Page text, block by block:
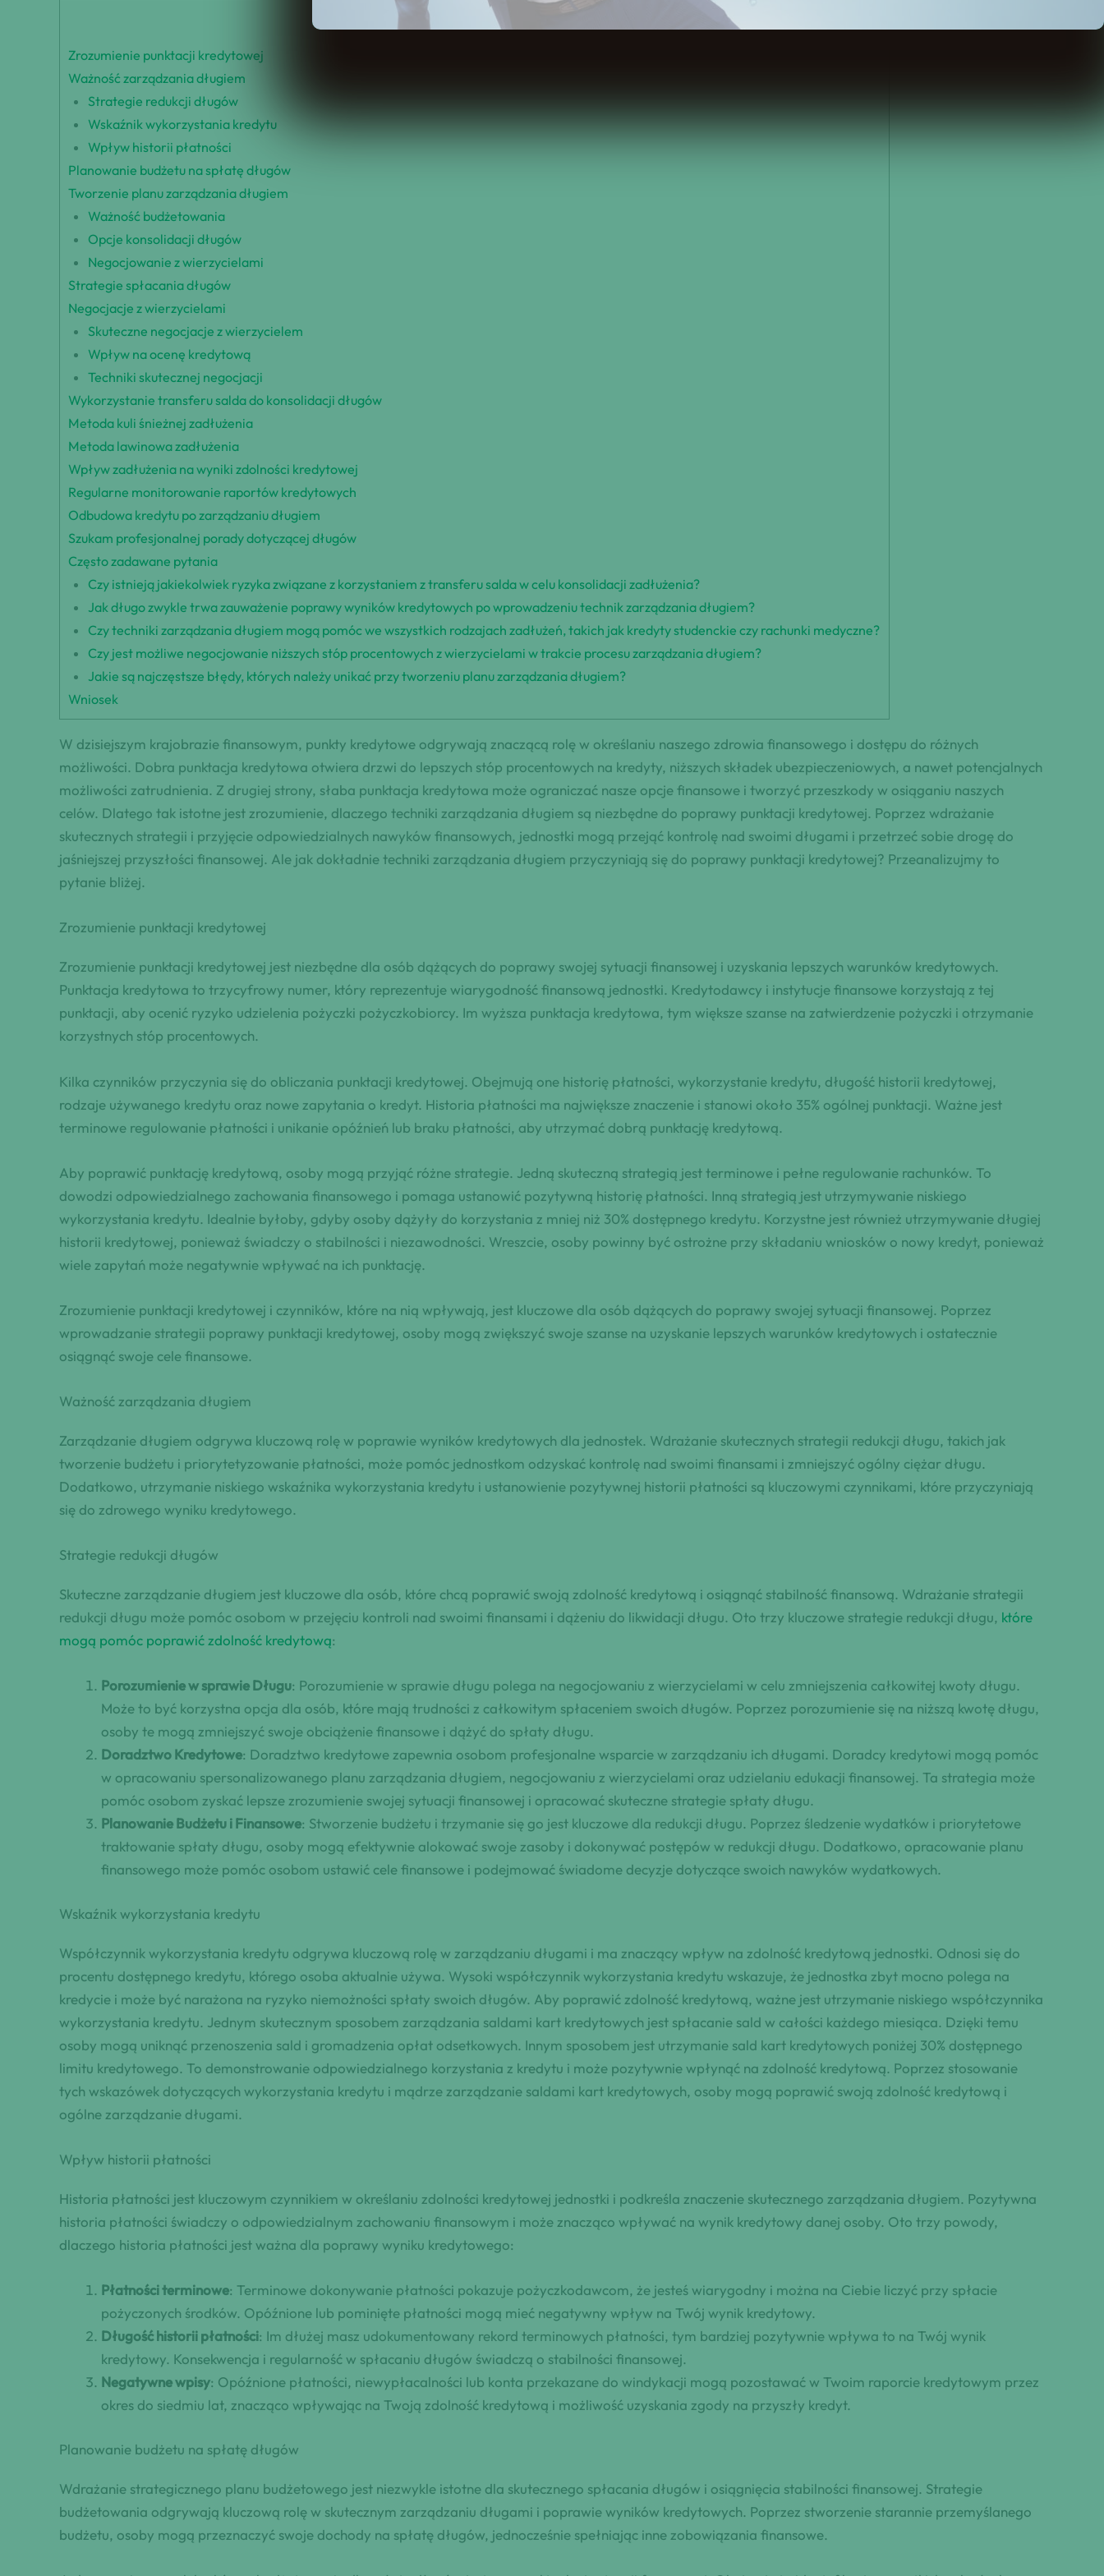
Spis Treści
Zrozumienie punktacji kredytowej
Ważność zarządzania długiem
Strategie redukcji długów
Wskaźnik wykorzystania kredytu
Wpływ historii płatności
Planowanie budżetu na spłatę długów
Tworzenie planu zarządzania długiem
Ważność budżetowania
Opcje konsolidacji długów
Negocjowanie z wierzycielami
Strategie spłacania długów
Negocjacje z wierzycielami
Skuteczne negocjacje z wierzycielem
Wpływ na ocenę kredytową
Techniki skutecznej negocjacji
Wykorzystanie transferu salda do konsolidacji długów
Metoda kuli śnieżnej zadłużenia
Metoda lawinowa zadłużenia
Wpływ zadłużenia na wyniki zdolności kredytowej
Regularne monitorowanie raportów kredytowych
Odbudowa kredytu po zarządzaniu długiem
Szukam profesjonalnej porady dotyczącej długów
Często zadawane pytania
Czy istnieją jakiekolwiek ryzyka związane z korzystaniem z transferu salda w celu konsolidacji zadłużenia?
Jak długo zwykle trwa zauważenie poprawy wyników kredytowych po wprowadzeniu technik zarządzania długiem?
Czy techniki zarządzania długiem mogą pomóc we wszystkich rodzajach zadłużeń, takich jak kredyty studenckie czy rachunki medyczne?
Czy jest możliwe negocjowanie niższych stóp procentowych z wierzycielami w trakcie procesu zarządzania długiem?
Jakie są najczęstsze błędy, których należy unikać przy tworzeniu planu zarządzania długiem?
Wniosek
W dzisiejszym krajobrazie finansowym, punkty kredytowe odgrywają znaczącą rolę w określaniu naszego zdrowia finansowego i dostępu do różnych
możliwości. Dobra punktacja kredytowa otwiera drzwi do lepszych stóp procentowych na kredyty, niższych składek ubezpieczeniowych, a nawet potencjalnych
możliwości zatrudnienia. Z drugiej strony, słaba punktacja kredytowa może ograniczać nasze opcje finansowe i tworzyć przeszkody w osiąganiu naszych
celów. Dlatego tak istotne jest zrozumienie, dlaczego techniki zarządzania długiem są niezbędne do poprawy punktacji kredytowej. Poprzez wdrażanie
skutecznych strategii i przyjęcie odpowiedzialnych nawyków finansowych, jednostki mogą przejąć kontrolę nad swoimi długami i przetrzeć sobie drogę do
jaśniejszej przyszłości finansowej. Ale jak dokładnie techniki zarządzania długiem przyczyniają się do poprawy punktacji kredytowej? Przeanalizujmy to
pytanie bliżej.
Zrozumienie punktacji kredytowej
Zrozumienie punktacji kredytowej jest niezbędne dla osób dążących do poprawy swojej sytuacji finansowej i uzyskania lepszych warunków kredytowych.
Punktacja kredytowa to trzycyfrowy numer, który reprezentuje wiarygodność finansową jednostki. Kredytodawcy i instytucje finansowe korzystają z tej
punktacji, aby ocenić ryzyko udzielenia pożyczki pożyczkobiorcy. Im wyższa punktacja kredytowa, tym większe szanse na zatwierdzenie pożyczki i otrzymanie
korzystnych stóp procentowych.
Kilka czynników przyczynia się do obliczania punktacji kredytowej. Obejmują one historię płatności, wykorzystanie kredytu, długość historii kredytowej,
rodzaje używanego kredytu oraz nowe zapytania o kredyt. Historia płatności ma największe znaczenie i stanowi około 35% ogólnej punktacji. Ważne jest
terminowe regulowanie płatności i unikanie opóźnień lub braku płatności, aby utrzymać dobrą punktację kredytową.
Aby poprawić punktację kredytową, osoby mogą przyjąć różne strategie. Jedną skuteczną strategią jest terminowe i pełne regulowanie rachunków. To
dowodzi odpowiedzialnego zachowania finansowego i pomaga ustanowić pozytywną historię płatności. Inną strategią jest utrzymywanie niskiego
wykorzystania kredytu. Idealnie byłoby, gdyby osoby dążyły do korzystania z mniej niż 30% dostępnego kredytu. Korzystne jest również utrzymywanie długiej
historii kredytowej, ponieważ świadczy o stabilności i niezawodności. Wreszcie, osoby powinny być ostrożne przy składaniu wniosków o nowy kredyt, ponieważ
wiele zapytań może negatywnie wpływać na ich punktację.
Zrozumienie punktacji kredytowej i czynników, które na nią wpływają, jest kluczowe dla osób dążących do poprawy swojej sytuacji finansowej. Poprzez
wprowadzanie strategii poprawy punktacji kredytowej, osoby mogą zwiększyć swoje szanse na uzyskanie lepszych warunków kredytowych i ostatecznie
osiągnąć swoje cele finansowe.
Ważność zarządzania długiem
Zarządzanie długiem odgrywa kluczową rolę w poprawie wyników kredytowych dla jednostek. Wdrażanie skutecznych strategii redukcji długu, takich jak
tworzenie budżetu i priorytetyzowanie płatności, może pomóc jednostkom odzyskać kontrolę nad swoimi finansami i zmniejszyć ogólny ciężar długu.
Dodatkowo, utrzymanie niskiego wskaźnika wykorzystania kredytu i ustanowienie pozytywnej historii płatności są kluczowymi czynnikami, które przyczyniają
się do zdrowego wyniku kredytowego.
Strategie redukcji długów
Skuteczne zarządzanie długiem jest kluczowe dla osób, które chcą poprawić swoją zdolność kredytową i osiągnąć stabilność finansową. Wdrażanie strategii
redukcji długu może pomóc osobom w przejęciu kontroli nad swoimi finansami i dążeniu do likwidacji długu. Oto trzy kluczowe strategie redukcji długu, które
mogą pomóc poprawić zdolność kredytową:
Porozumienie w sprawie Długu: Porozumienie w sprawie długu polega na negocjowaniu z wierzycielami w celu zmniejszenia całkowitej kwoty długu.
Może to być korzystna opcja dla osób, które mają trudności z całkowitym spłaceniem swoich długów. Poprzez porozumienie się na niższą kwotę długu,
osoby te mogą zmniejszyć swoje obciążenie finansowe i dążyć do spłaty długu.
Doradztwo Kredytowe: Doradztwo kredytowe zapewnia osobom profesjonalne wsparcie w zarządzaniu ich długami. Doradcy kredytowi mogą pomóc
w opracowaniu spersonalizowanego planu zarządzania długiem, negocjowaniu z wierzycielami oraz udzielaniu edukacji finansowej. Ta strategia może
pomóc osobom zyskać lepsze zrozumienie swojej sytuacji finansowej i opracować skuteczne strategie spłaty długu.
Planowanie Budżetu i Finansowe: Stworzenie budżetu i trzymanie się go jest kluczowe dla redukcji długu. Poprzez śledzenie wydatków i priorytetowe
traktowanie spłaty długu, osoby mogą efektywnie alokować swoje zasoby i dokonywać postępów w redukcji długu. Dodatkowo, opracowanie planu
finansowego może pomóc osobom ustawić cele finansowe i podejmować świadome decyzje dotyczące swoich nawyków wydatkowych.
Wskaźnik wykorzystania kredytu
Współczynnik wykorzystania kredytu odgrywa kluczową rolę w zarządzaniu długami i ma znaczący wpływ na zdolność kredytową jednostki. Odnosi się do
procentu dostępnego kredytu, którego osoba aktualnie używa. Wysoki współczynnik wykorzystania kredytu wskazuje, że jednostka zbyt mocno polega na
kredycie i może być narażona na ryzyko niemożności spłaty swoich długów. Aby poprawić zdolność kredytową, ważne jest utrzymanie niskiego współczynnika
wykorzystania kredytu. Jednym skutecznym sposobem zarządzania saldami kart kredytowych jest spłacanie sald w całości każdego miesiąca. Dzięki temu
osoby mogą uniknąć przenoszenia sald i gromadzenia opłat odsetkowych. Innym sposobem jest utrzymanie sald kart kredytowych poniżej 30% dostępnego
limitu kredytowego. To demonstrowanie odpowiedzialnego korzystania z kredytu i może pozytywnie wpłynąć na zdolność kredytową. Poprzez stosowanie
tych wskazówek dotyczących wykorzystania kredytu i mądrze zarządzanie saldami kart kredytowych, osoby mogą poprawić swoją zdolność kredytową i
ogólne zarządzanie długami.
Wpływ historii płatności
Historia płatności jest kluczowym czynnikiem w określaniu zdolności kredytowej jednostki i podkreśla znaczenie skutecznego zarządzania długiem. Pozytywna
historia płatności świadczy o odpowiedzialnym zachowaniu finansowym i może znacząco wpływać na wynik kredytowy danej osoby. Oto trzy powody,
dlaczego historia płatności jest ważna dla poprawy wyniku kredytowego:
Płatności terminowe: Terminowe dokonywanie płatności pokazuje pożyczkodawcom, że jesteś wiarygodny i można na Ciebie liczyć przy spłacie
pożyczonych środków. Opóźnione lub pominięte płatności mogą mieć negatywny wpływ na Twój wynik kredytowy.
Długość historii płatności: Im dłużej masz udokumentowany rekord terminowych płatności, tym bardziej pozytywnie wpływa to na Twój wynik
kredytowy. Konsekwencja i regularność w spłacaniu długów świadczą o stabilności finansowej.
Negatywne wpisy: Opóźnione płatności, niewypłacalności lub konta przekazane do windykacji mogą pozostawać w Twoim raporcie kredytowym przez
okres do siedmiu lat, znacząco wpływając na Twoją zdolność kredytową i możliwość uzyskania zgody na przyszły kredyt.
Planowanie budżetu na spłatę długów
Wdrażanie strategicznego planu budżetowego jest niezwykle istotne dla skutecznego spłacania długów i osiągnięcia stabilności finansowej. Strategie
budżetowania odgrywają kluczową rolę w skutecznym zarządzaniu długami i poprawie wyników kredytowych. Poprzez stworzenie starannie przemyślanego
budżetu, osoby mogą przeznaczyć swoje dochody na spłatę długów, jednocześnie spełniając inne zobowiązania finansowe.